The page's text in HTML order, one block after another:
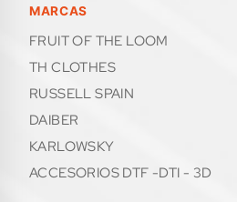
MARCAS
FRUIT OF THE LOOM
TH CLOTHES
RUSSELL SPAIN
DAIBER
KARLOWSKY
ACCESORIOS DTF -DTI - 3D